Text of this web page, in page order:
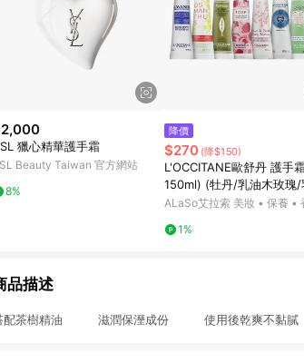
獵心精華護手霜
Beauty Taiwan 官方網站
8%
降價
$270 (降$150)
L'OCCITANE歐舒丹 護手
150ml) (牡丹/乳油木玫瑰/
木/玫瑰花園/櫻花/自然秘境
杏仁)
ALaSo艾拉索 美妝 • 保養 •
1%
品描述
配茶樹精油 滋潤保溼成份 使用後乾爽不黏膩